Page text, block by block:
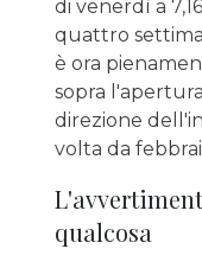
di venerdì a
quattro
è ora
sopra
direzione
volta da
qualcosa